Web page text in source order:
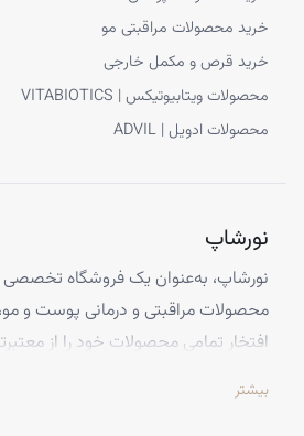
خرید محصولات مراقبتی مو
خرید قرص و مکمل خارجی
محصولات ویتابیوتیکس | VITABIOTICS
محصولات ادویل | ADVIL
نورشاپ
نورشاپ، به‌عنوان یک فروشگاه تخصصی
افتخار تمامی محصولات خود را از
تخصص ما ارائه محصولاتی است که از
بیشتر